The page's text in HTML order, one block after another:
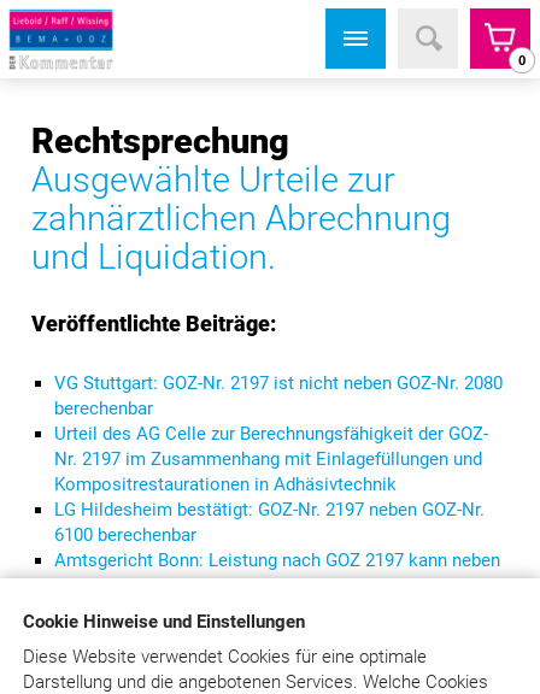
Cookie Hinweise und Einstellungen
Diese Website verwendet Cookies für eine optimale
Darstellung und die angebotenen Services. Welche Cookies
0
Rechtsprechung
Ausgewählte Urteile zur
zahnärztlichen Abrechnung
und Liquidation.
Veröffentlichte Beiträge:
VG Stuttgart: GOZ-Nr. 2197 ist nicht neben GOZ-Nr. 2080
berechenbar
Urteil des AG Celle zur Berechnungsfähigkeit der GOZ-
Nr. 2197 im Zusammenhang mit Einlagefüllungen und
Kompositrestaurationen in Adhäsivtechnik
LG Hildesheim bestätigt: GOZ-Nr. 2197 neben GOZ-Nr.
6100 berechenbar
Amtsgericht Bonn: Leistung nach GOZ 2197 kann neben